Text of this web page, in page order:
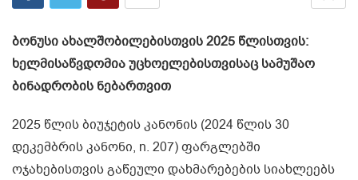
ბონუსი ახალშობილებისთვის 2025 წლისთვის:
ხელმისაწვდომია უცხოელებისთვისაც სამუშაო
ბინადრობის ნებართვით
2025 წლის ბიუჯეტის კანონის (2024 წლის 30
დეკემბრის კანონი, n. 207) ფარგლებში
ოჯახებისთვის გაწეული დახმარებების სიახლეებს